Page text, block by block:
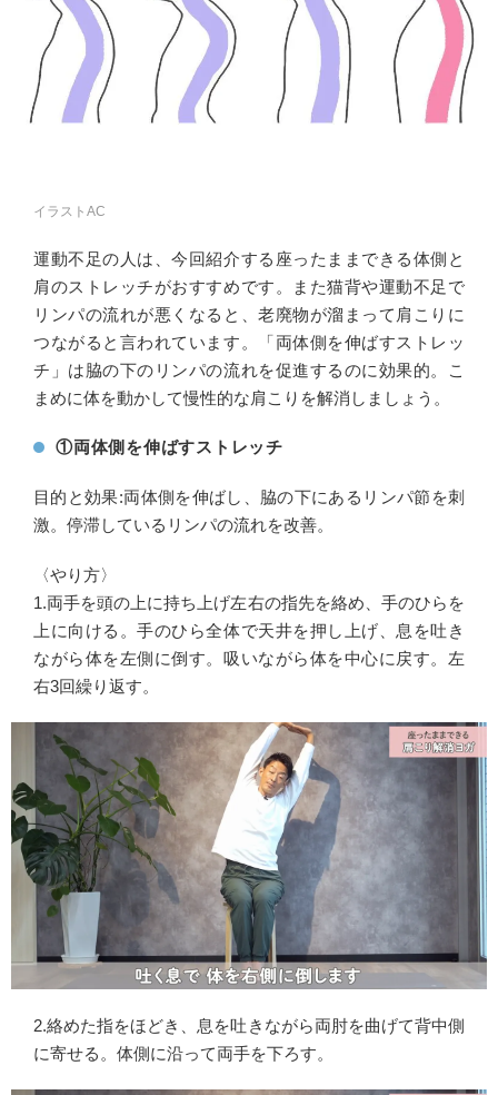
イラストAC
運動不足の人は、今回紹介する座ったままできる体側と
肩のストレッチがおすすめです。また猫背や運動不足で
リンパの流れが悪くなると、老廃物が溜まって肩こりに
つながると言われています。「両体側を伸ばすストレッ
チ」は脇の下のリンパの流れを促進するのに効果的。こ
まめに体を動かして慢性的な肩こりを解消しましょう。
①両体側を伸ばすストレッチ
目的と効果:両体側を伸ばし、脇の下にあるリンパ節を刺
激。停滞しているリンパの流れを改善。
〈やり方〉
1.両手を頭の上に持ち上げ左右の指先を絡め、手のひらを
上に向ける。手のひら全体で天井を押し上げ、息を吐き
ながら体を左側に倒す。吸いながら体を中心に戻す。左
右3回繰り返す。
2.絡めた指をほどき、息を吐きながら両肘を曲げて背中側
に寄せる。体側に沿って両手を下ろす。